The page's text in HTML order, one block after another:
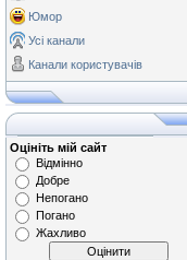
Юмор
Усі канали
Канали користувачів
Оцініть мій сайт
Відмінно
Добре
Непогано
Погано
Жахливо